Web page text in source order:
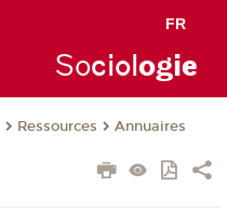
FR
Sociologie
Ressources Annuaires